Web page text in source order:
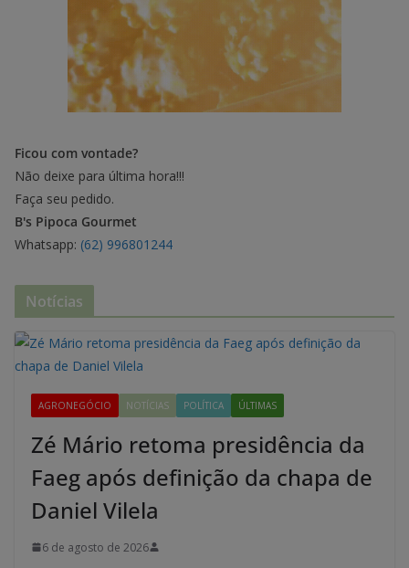
Ficou com vontade?
Não deixe para última hora!!!
Faça seu pedido.
B's Pipoca Gourmet
Whatsapp: (62) 996801244
Notícias
AGRONEGÓCIO NOTÍCIAS POLÍTICA ÚLTIMAS
Zé Mário retoma presidência da
Faeg após definição da chapa de
Daniel Vilela
6 de agosto de 2026